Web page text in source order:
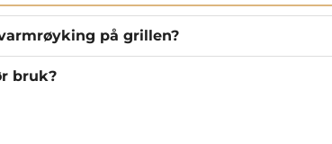
på grillen?
bruk?